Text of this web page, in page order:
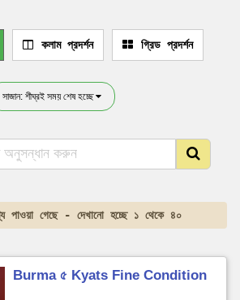
কলাম প্রদর্শন গ্রিড প্রদর্শন
সাজান: শীঘ্রই সময় শেষ হচ্ছে
পাওয়া গেছে - দেখানো হচ্ছে ১ থেকে ৪০
Burma ৫ Kyats Fine Condition